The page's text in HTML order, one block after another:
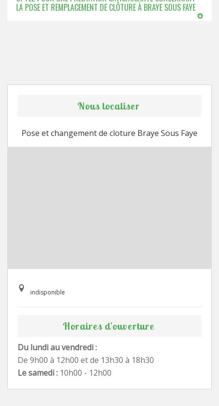
LA POSE ET REMPLACEMENT DE CLÔTURE À BRAYE SOUS FAYE
Nous localiser
Pose et changement de cloture Braye Sous Faye
indisponible
Horaires d'ouverture
Du lundi au vendredi :
De 9h00 à 12h00 et de 13h30 à 18h30
Le samedi : 10h00 - 12h00